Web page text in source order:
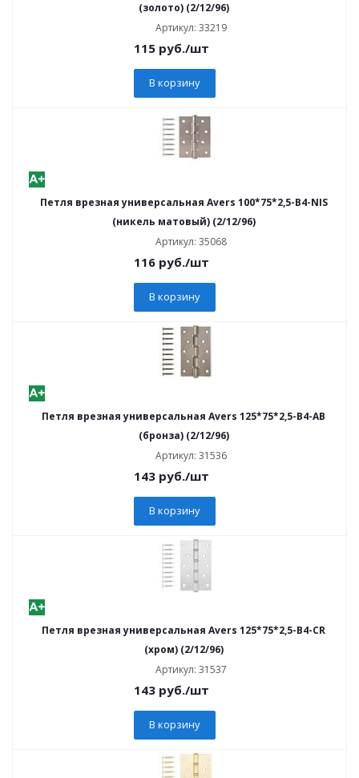
(золото) (2/12/96)
Артикул: 33219
115 руб./шт
В корзину
Петля врезная универсальная Avers 100*75*2,5-B4-NIS
(никель матовый) (2/12/96)
Артикул: 35068
116 руб./шт
В корзину
Петля врезная универсальная Avers 125*75*2,5-B4-AB
(бронза) (2/12/96)
Артикул: 31536
143 руб./шт
В корзину
Петля врезная универсальная Avers 125*75*2,5-B4-CR
(хром) (2/12/96)
Артикул: 31537
143 руб./шт
В корзину